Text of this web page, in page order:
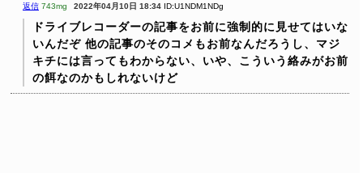
返信 743mg 2022年04月10日 18:34 ID:U1NDM1NDg
ドライブレコーダーの記事をお前に強制的に見せてはいな
いんだぞ 他の記事のそのコメもお前なんだろうし、マジ
キチには言ってもわからない、いや、こういう絡みがお前
の餌なのかもしれないけど